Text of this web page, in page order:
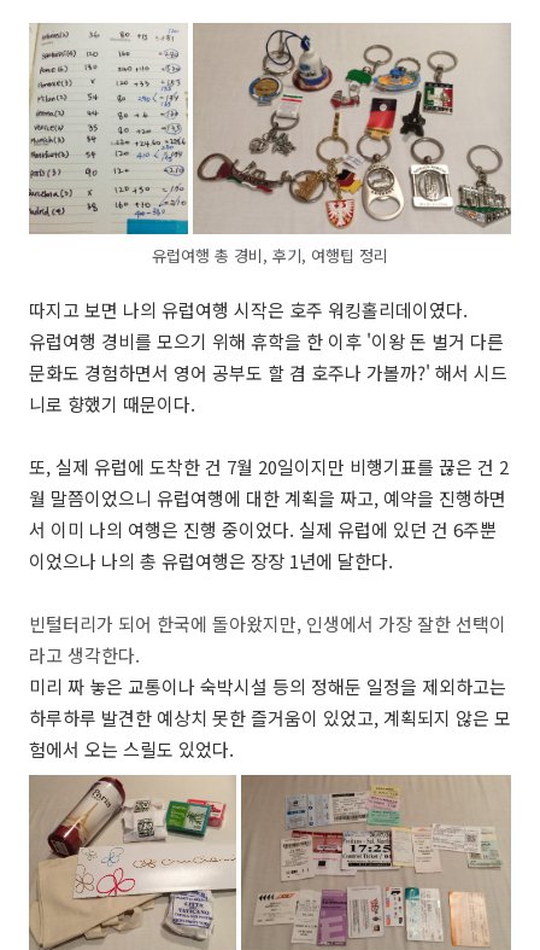
유럽여행 총 경비, 후기, 여행팁 정리
따지고 보면 나의 유럽여행 시작은 호주 워킹홀리데이였다.
유럽여행 경비를 모으기 위해 휴학을 한 이후 '이왕 돈 벌거 다른
문화도 경험하면서 영어 공부도 할 겸 호주나 가볼까?' 해서 시드
니로 향했기 때문이다.
또, 실제 유럽에 도착한 건 7월 20일이지만 비행기표를 끊은 건 2
월 말쯤이었으니 유럽여행에 대한 계획을 짜고, 예약을 진행하면
서 이미 나의 여행은 진행 중이었다. 실제 유럽에 있던 건 6주뿐
이었으나 나의 총 유럽여행은 장장 1년에 달한다.
빈털터리가 되어 한국에 돌아왔지만, 인생에서 가장 잘한 선택이
라고 생각한다.
미리 짜 놓은 교통이나 숙박시설 등의 정해둔 일정을 제외하고는
하루하루 발견한 예상치 못한 즐거움이 있었고, 계획되지 않은 모
험에서 오는 스릴도 있었다.